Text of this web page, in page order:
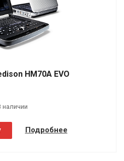
HM70A EVO
наличии
Подробнее